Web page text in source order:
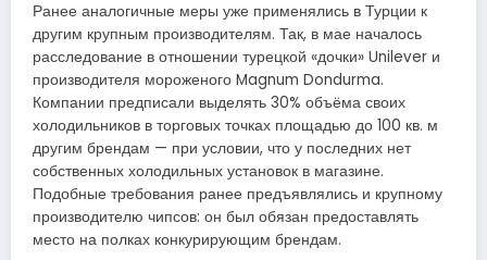
Ранее аналогичные меры уже применялись в Турции к
другим крупным производителям. Так, в мае началось
расследование в отношении турецкой «дочки» Unilever и
производителя мороженого Magnum Dondurma.
Компании предписали выделять 30% объёма своих
холодильников в торговых точках площадью до 100 кв. м
другим брендам — при условии, что у последних нет
собственных холодильных установок в магазине.
Подобные требования ранее предъявлялись и крупному
производителю чипсов: он был обязан предоставлять
место на полках конкурирующим брендам.